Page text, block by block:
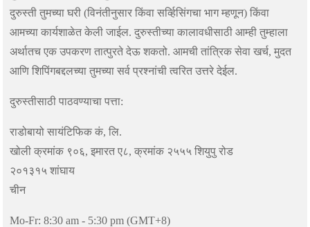
दुरुस्ती तुमच्या घरी (विनंतीनुसार किंवा सर्व्हिसिंगचा भाग म्हणून) किंवा
आमच्या कार्यशाळेत केली जाईल. दुरुस्तीच्या कालावधीसाठी आम्ही तुम्हाला
अर्थातच एक उपकरण तात्पुरते देऊ शकतो. आमची तांत्रिक सेवा खर्च, मुदत
आणि शिपिंगबद्दलच्या तुमच्या सर्व प्रश्नांची त्वरित उत्तरे देईल.
दुरुस्तीसाठी पाठवण्याचा पत्ता:
राडोबायो सायंटिफिक कं, लि.
खोली क्रमांक ९०६, इमारत ए८, क्रमांक २५५५ शियुपु रोड
२०१३१५ शांघाय
चीन
Mo-Fr: 8:30 am - 5:30 pm (GMT+8)